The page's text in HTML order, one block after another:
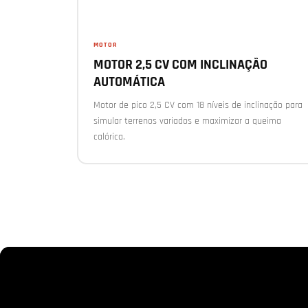
MOTOR
MOTOR 2,5 CV COM INCLINAÇÃO
AUTOMÁTICA
Motor de pico 2,5 CV com 18 níveis de inclinação para
simular terrenos variados e maximizar a queima
calórica.